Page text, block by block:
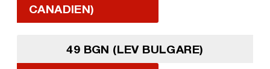
CANADIEN)
49 BGN (LEV BULGARE)